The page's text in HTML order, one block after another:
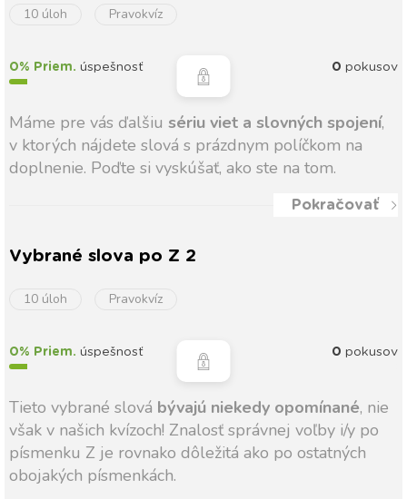
10 úloh Pravokvíz
0% Priem. úspešnosť 0 pokusov
Máme pre vás ďalšiu sériu viet a slovných spojení,
v ktorých nájdete slová s prázdnym políčkom na
doplnenie. Poďte si vyskúšať, ako ste na tom.
Pokračovať
Vybrané slova po Z 2
10 úloh Pravokvíz
0% Priem. úspešnosť 0 pokusov
Tieto vybrané slová bývajú niekedy opomínané, nie
však v našich kvízoch! Znalosť správnej voľby i/y po
písmenku Z je rovnako dôležitá ako po ostatných
obojakých písmenkách.